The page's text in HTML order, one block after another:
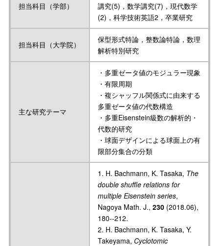
担当科目（学部）
講究(5)，数学講究(7)，現代数学
(2)，科学技術英語2，卒業研究
担当科目（大学院）
保型形式特論，整数論特論，数理
解析特別研究
主な研究テーマ
・多重ゼータ値のモジュラー現象
・有限周期
・複シャッフル関係式に由来する
多重ゼータ値の代数構造
・多重Eisenstein級数の解析的・
代数的研究
・球面デザインによる球面上の有
限部分集合の分類
1. H. Bachmann, K. Tasaka, The
double shuffle relations for
multiple Eisenstein series,
Nagoya Math. J., 230 (2018.06),
180--212.
2. H. Bachmann, K. Tasaka, Y.
Takeyama, Cyclotomic